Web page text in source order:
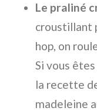
Le praliné
croustillant
hop, on
Si vous
la recette
madeleine